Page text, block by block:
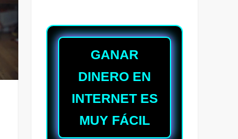
GANAR
DINERO EN
INTERNET ES
MUY FÁCIL